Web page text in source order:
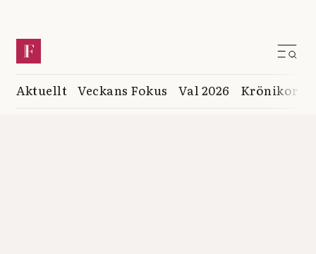
Aktuellt Veckans Fokus Val 2026 Krönikor